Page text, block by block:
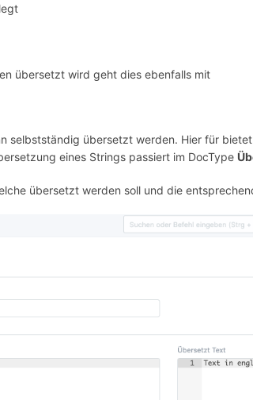
übersetzt wird geht dies ebenfalls mit
selbstständig übersetzt werden. Hier für
eines Strings passiert im DocType
übersetzt werden soll und die